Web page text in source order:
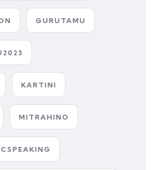
GURUTAMU
KARTINI
MITRAHINO